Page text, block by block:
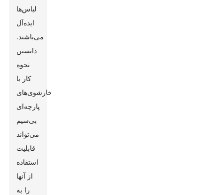
لباس‌ها
ایده‌آل
می‌باشند.
دانستن
نحوه
کار با
بخارشوی‌های
پارچه‌ای
بی‌سیم
می‌تواند
قابلیت
استفاده
از آنها
را به